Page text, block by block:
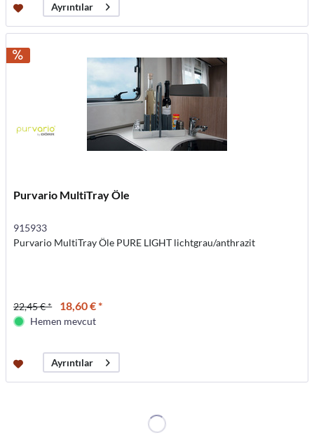
Ayrıntılar
Purvario MultiTray Öle
915933
Purvario MultiTray Öle PURE LIGHT lichtgrau/anthrazit
22,45 € * 18,60 € *
Hemen mevcut
Ayrıntılar